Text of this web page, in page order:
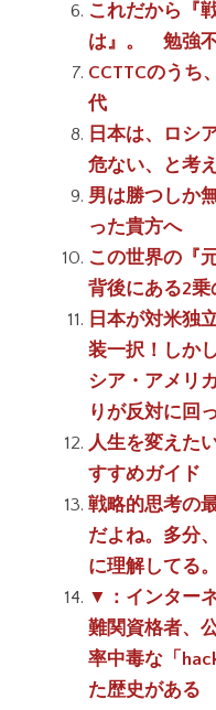
これだから『
は』。 勉強
CCTTCのうち
代
日本は、ロシ
危ない、と考
男は勝つしか
った貴方へ
この世界の『
背後にある2乗
日本が対米独
装一択！しか
シア・アメリ
りが反対に回
人生を変えた
すすめガイド
戦略的思考の
だよね。多分
に理解してる。
▼：インター
難関資格者、
率中毒な「
た歴史がある